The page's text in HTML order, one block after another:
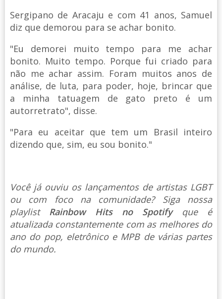
Sergipano de Aracaju e com 41 anos, Samuel
diz que demorou para se achar bonito.
"Eu demorei muito tempo para me achar
bonito. Muito tempo. Porque fui criado para
não me achar assim. Foram muitos anos de
análise, de luta, para poder, hoje, brincar que
a minha tatuagem de gato preto é um
autorretrato", disse.
"Para eu aceitar que tem um Brasil inteiro
dizendo que, sim, eu sou bonito."
Você já ouviu os lançamentos de artistas LGBT
ou com foco na comunidade? Siga nossa
playlist Rainbow Hits no Spotify que é
atualizada constantemente com as melhores do
ano do pop, eletrônico e MPB de várias partes
do mundo.